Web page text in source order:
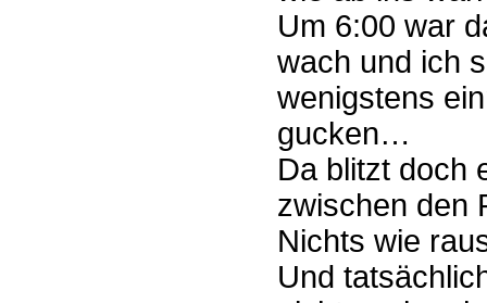
Um 6:00 war
wach und ich
wenigstens
gucken…
Da blitzt doch
zwischen den
Nichts wie
Und